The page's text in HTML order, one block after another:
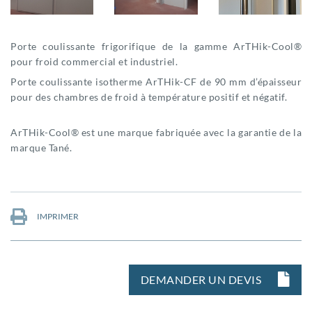
Porte coulissante frigorifique de la gamme ArTHik-Cool®
pour froid commercial et industriel.
Porte coulissante isotherme ArTHik-CF de 90 mm d’épaisseur
pour des chambres de froid à température positif et négatif.
ArTHik-Cool® est une marque fabriquée avec la garantie de la
marque Tané.
IMPRIMER
DEMANDER UN DEVIS